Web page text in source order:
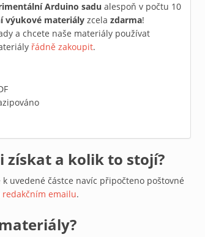
Arduino sadu alespoň v počtu 10
výukové materiály zcela zdarma!
a chcete naše materiály používat
řádně zakoupit.
získat a kolik to stojí?
uvedené částce navíc připočteno poštovné
redakčním emailu.